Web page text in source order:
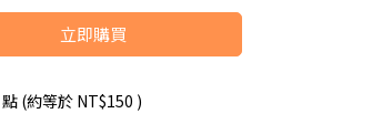
立即購買
點 (約等於 NT$150 )